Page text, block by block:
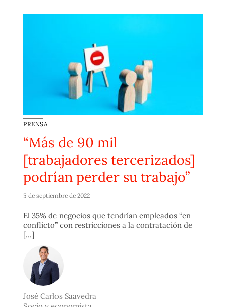
PRENSA
“Más de 90 mil
[trabajadores tercerizados]
podrían perder su trabajo”
5 de septiembre de 2022
El 35% de negocios que tendrían empleados “en
conflicto” con restricciones a la contratación de
[...]
José Carlos Saavedra